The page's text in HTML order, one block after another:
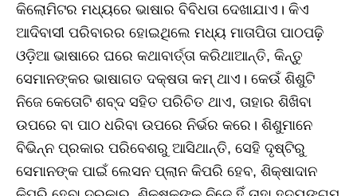
କିଲୋମିଟର ମଧ୍ୟରେ ଭାଷାର ବିବିଧତା ଦେଖାଯାଏ। କିଏ
ଆଦିବାସୀ ପରିବାରର ହୋଇଥିଲେ ମଧ୍ୟ ମାତାପିତା ପାଠପଢ଼ି
ଓଡ଼ିଆ ଭାଷାରେ ଘରେ କଥାବାର୍ତ୍ତା କରିଥାଆନ୍ତି, କିନ୍ତୁ
ସେମାନଙ୍କର ଭାଷାଗତ ଦକ୍ଷତା କମ୍‌ ଥାଏ। କେଉଁ ଶିଶୁଟି
ନିଜେ କେତୋଟି ଶବ୍ଦ ସହିତ ପରିଚିତ ଥାଏ, ତାହାର ଶିଖିବା
ଉପରେ ବା ପାଠ ଧରିବା ଉପରେ ନିର୍ଭର କରେ। ଶିଶୁମାନେ
ବିଭିନ୍ନ ପ୍ରକାର ପରିବେଶରୁ ଆସିଥାନ୍ତି, ସେହି ଦୃଷ୍ଟିରୁ
ସେମାନଙ୍କ ପାଇଁ ଲେସନ ପ୍ଲାନ କିପରି ହେବ, ଶିକ୍ଷାଦାନ